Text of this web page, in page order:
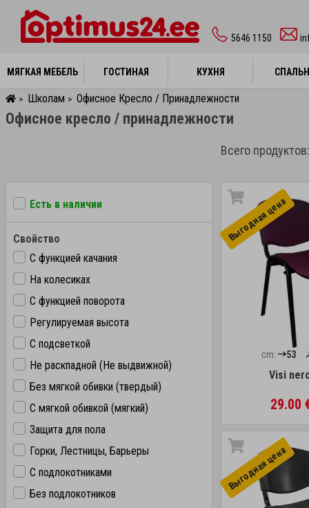
5646 1150
МЯГКАЯ МЕБЕЛЬ ГОСТИНАЯ КУХНЯ
МЯГКАЯ МЕБЕЛЬ ГОСТИНАЯ КУХНЯ
> Школам > Офисное Кресло / Принадлежности
Офисное кресло / принадлежности
Есть в наличии
Свойство
С функцией качания
На колесиках
С функцией поворота
Регулируемая высота
С подсветкой
Не раскпадной (Не выдвижной)
Без мягкой обивки (твердый)
С мягкой обивкой (мягкий)
Защита для пола
Горки, Лестницы, Барьеры
С подлокотниками
Без подлокотников
Всего
Выгоднaя цена
cm: 53
Visi
29.00
Выгоднaя цена